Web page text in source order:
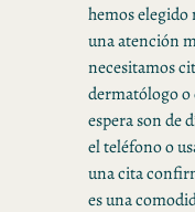
hemos elegido
una atención
necesitamos
dermatólogo
espera son de
el teléfono o
una cita
es una